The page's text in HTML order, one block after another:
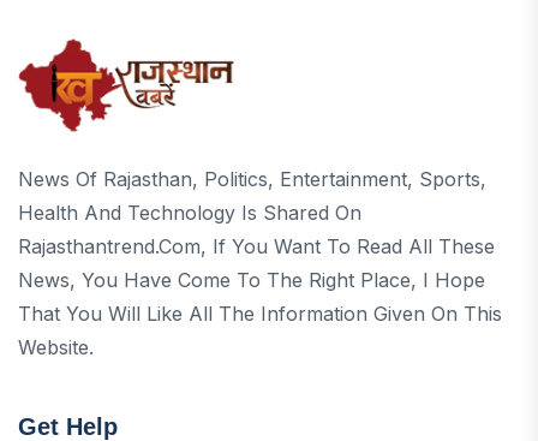
News Of Rajasthan, Politics, Entertainment, Sports,
Health And Technology Is Shared On
Rajasthantrend.com, If You Want To Read All These
News, You Have Come To The Right Place, I Hope
That You Will Like All The Information Given On This
Website.
Get Help